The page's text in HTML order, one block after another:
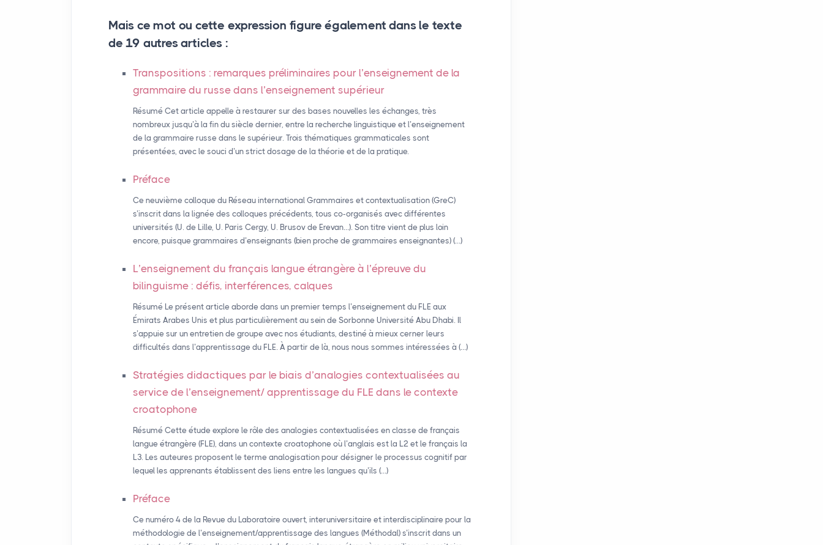
Mais ce mot ou cette expression figure également dans le texte
de 19 autres articles :
Transpositions : remarques préliminaires pour l’enseignement de la
grammaire du russe dans l’enseignement supérieur
Résumé Cet article appelle à restaurer sur des bases nouvelles les échanges, très
nombreux jusqu’à la fin du siècle dernier, entre la recherche linguistique et l’enseignement
de la grammaire russe dans le supérieur. Trois thématiques grammaticales sont
présentées, avec le souci d’un strict dosage de la théorie et de la pratique.
Préface
Ce neuvième colloque du Réseau international Grammaires et contextualisation (GreC)
s’inscrit dans la lignée des colloques précédents, tous co-organisés avec différentes
universités (U. de Lille, U. Paris Cergy, U. Brusov de Erevan…). Son titre vient de plus loin
encore, puisque grammaires d’enseignants (bien proche de grammaires enseignantes) (…)
L’enseignement du français langue étrangère à l’épreuve du
bilinguisme : défis, interférences, calques
Résumé Le présent article aborde dans un premier temps l’enseignement du FLE aux
Émirats Arabes Unis et plus particulièrement au sein de Sorbonne Université Abu Dhabi. Il
s’appuie sur un entretien de groupe avec nos étudiants, destiné à mieux cerner leurs
difficultés dans l’apprentissage du FLE. À partir de là, nous nous sommes intéressées à (…)
Stratégies didactiques par le biais d’analogies contextualisées au
service de l’enseignement/ apprentissage du FLE dans le contexte
croatophone
Résumé Cette étude explore le rôle des analogies contextualisées en classe de français
langue étrangère (FLE), dans un contexte croatophone où l’anglais est la L2 et le français la
L3. Les auteures proposent le terme analogisation pour désigner le processus cognitif par
lequel les apprenants établissent des liens entre les langues qu’ils (…)
Préface
Ce numéro 4 de la Revue du Laboratoire ouvert, interuniversitaire et interdisciplinaire pour la
méthodologie de l’enseignement/apprentissage des langues (Méthodal) s’inscrit dans un